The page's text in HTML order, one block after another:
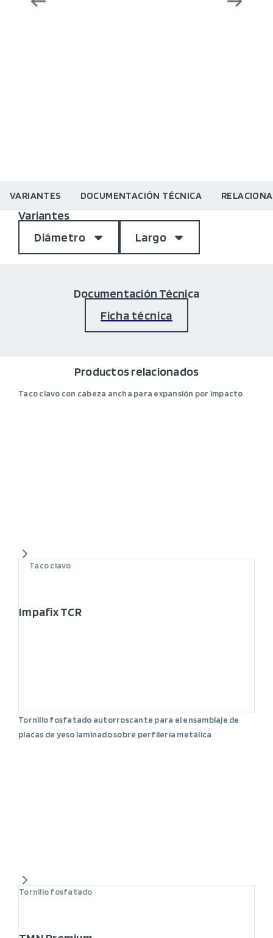
VARIANTES DOCUMENTACIÓN TÉCNICA
Variantes
Diámetro
Largo
Documentación Técnica
Ficha técnica
Productos relacionados
Taco clavo con cabeza ancha para expansión por impacto
Taco clavo
Impafix TCR
Tornillo fosfatado autorroscante para el ensamblaje de
placas de yeso laminado sobre perfilería metálica
Tornillo fosfatado